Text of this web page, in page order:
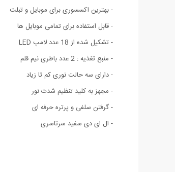
- بهترین اکسسوری برای موبایل و تبلت
- قابل استفاده برای تمامی موبایل ها
- تشکیل شده از 18 عدد لامپ LED
- منبع تغذیه : 2 عدد باطری نیم قلم
- دارای سه حالت نوری کم تا زیاد
- مجهز به کلید تنظیم شدت نور
- گرفتن سلفی و پرتره حرفه ای
- ال ای دی سفید سرتاسری